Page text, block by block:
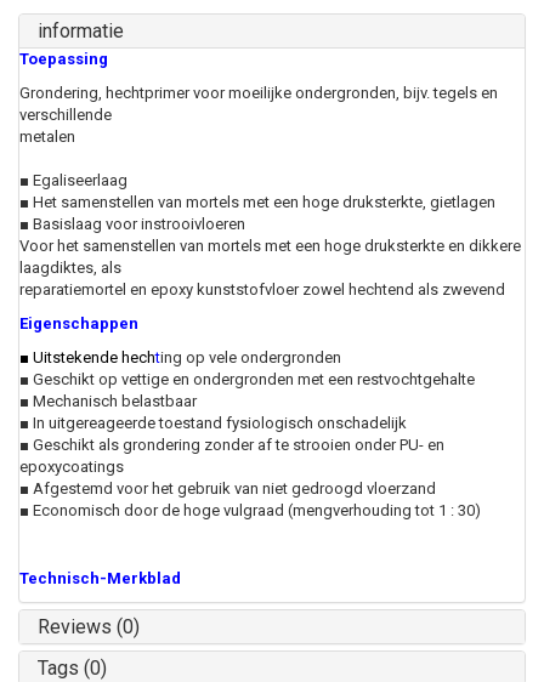
informatie
Toepassing
Grondering, hechtprimer voor moeilijke ondergronden, bijv. tegels en
verschillende
metalen
■ Egaliseerlaag
■ Het samenstellen van mortels met een hoge druksterkte, gietlagen
■ Basislaag voor instrooivloeren
Voor het samenstellen van mortels met een hoge druksterkte en dikkere
laagdiktes, als
reparatiemortel en epoxy kunststofvloer zowel hechtend als zwevend
Eigenschappen
■ Uitstekende hechting op vele ondergronden
■ Geschikt op vettige en ondergronden met een restvochtgehalte
■ Mechanisch belastbaar
■ In uitgereageerde toestand fysiologisch onschadelijk
■ Geschikt als grondering zonder af te strooien onder PU- en
epoxycoatings
■ Afgestemd voor het gebruik van niet gedroogd vloerzand
■ Economisch door de hoge vulgraad (mengverhouding tot 1 : 30)
Technisch-Merkblad
Reviews (0)
Tags (0)